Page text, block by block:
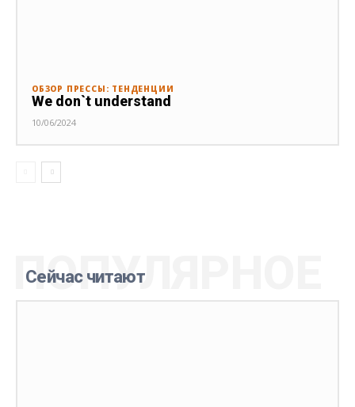
ОБЗОР ПРЕССЫ: ТЕНДЕНЦИИ
We don`t understand
10/06/2024
Сейчас читают
ПОПУЛЯРНОЕ